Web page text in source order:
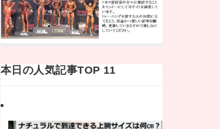
本日の人気記事TOP 11